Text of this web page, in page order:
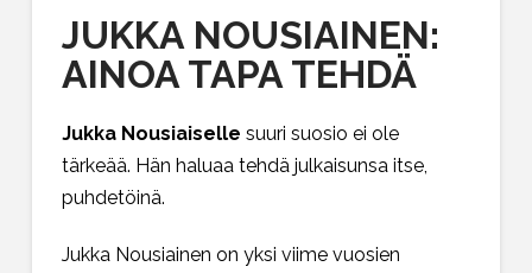
JUKKA NOUSIAINEN:
AINOA TAPA TEHDÄ
Jukka Nousiaiselle suuri suosio ei ole
tärkeää. Hän haluaa tehdä julkaisunsa itse,
puhdetöinä.
Jukka Nousiainen on yksi viime vuosien